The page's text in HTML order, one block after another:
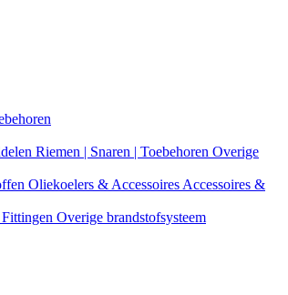
Riemen | Snaren | Toebehoren Overige
Oliekoelers & Accessoires Accessoires &
Overige brandstofsysteem